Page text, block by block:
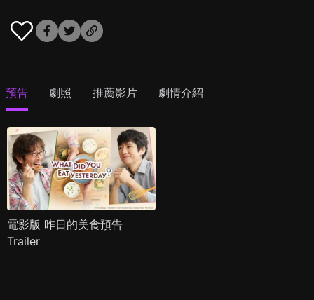
預告 劇照 推薦影片 劇情介紹
電影版 昨日的美食預告
Trailer